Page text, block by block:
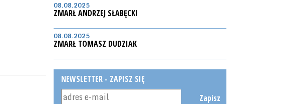
08.08.2025
ZMARŁ ANDRZEJ SŁABĘCKI
08.08.2025
ZMARŁ TOMASZ DUDZIAK
NEWSLETTER - ZAPISZ SIĘ
Zapisz